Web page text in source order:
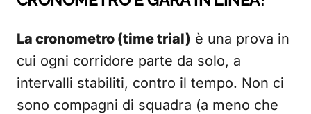
La cronometro (time trial) è una prova in
cui ogni corridore parte da solo, a
intervalli stabiliti, contro il tempo. Non ci
sono compagni di squadra (a meno che